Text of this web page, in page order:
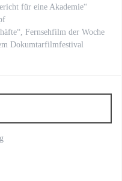
für eine Akademie“
Fernsehfilm der Woche
Dokumtarfilmfestival